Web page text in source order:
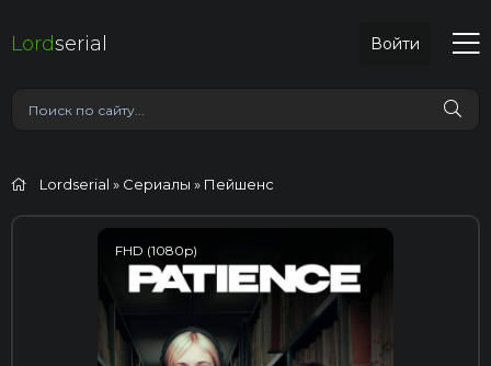
Lordserial Войти
Lordserial » Сериалы » Пейшенс
FHD (1080p)